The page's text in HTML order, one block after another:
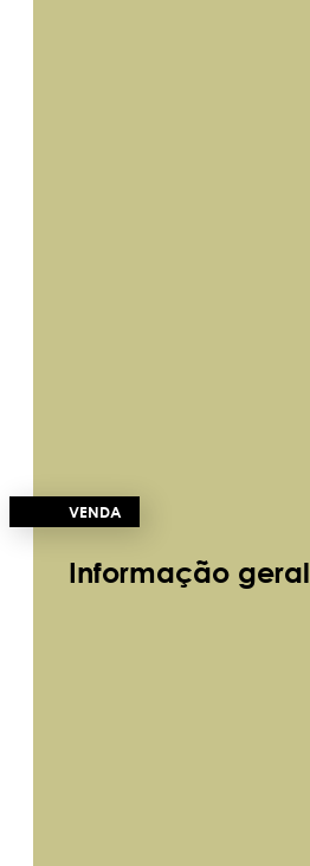
VENDA
Informação geral